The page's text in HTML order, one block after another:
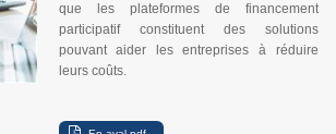
que les plateformes de financement
participatif constituent des solutions
pouvant aider les entreprises à réduire
leurs coûts.